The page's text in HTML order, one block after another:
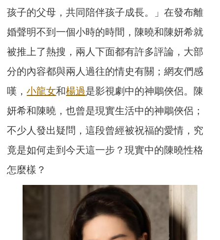
孩子的父母，共同陪伴孩子成長。」在發布離
婚聲明不到一個小時的時間，陳曉和陳妍希就
被推上了熱搜，兩人下面都有許多評論，大部
分的內容都與兩人過往的情史有關；網友們感
嘆，小龍女和楊過是影視劇中的神鵰俠侶。陳
妍希和陳曉，也曾是現實生活中的神鵰俠侶；
不少人發出疑問，這段曾經被祝福的愛情，究
竟是如何走到今天這一步？現實中的陳曉性格
怎麼樣？